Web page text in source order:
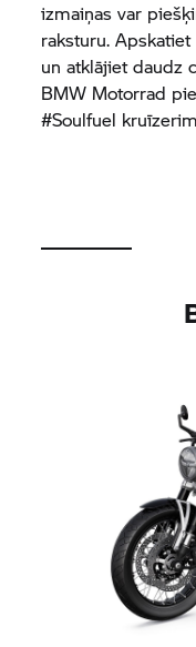
izmaiņas var
raksturu.
un atklājiet daudz
BMW Motorrad
#Soulfuel